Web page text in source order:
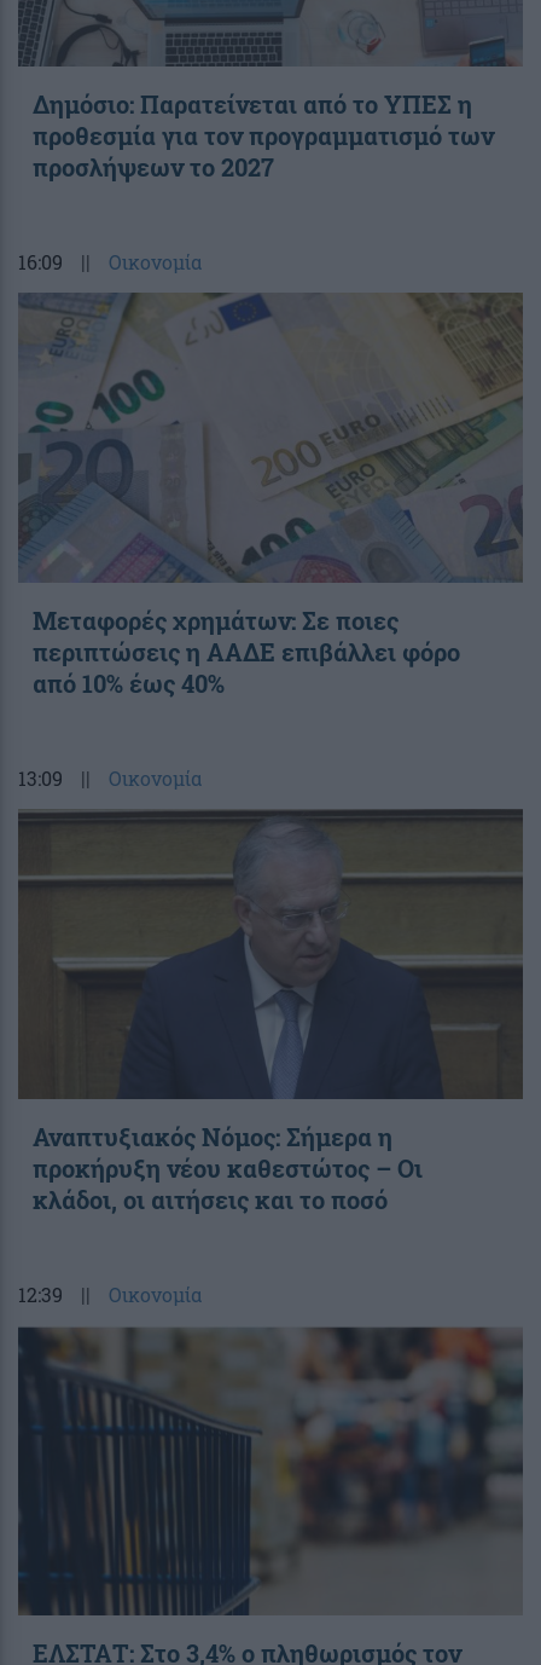
Δημόσιο: Παρατείνεται από το ΥΠΕΣ η
προθεσμία για τον προγραμματισμό των
προσλήψεων το 2027
16:09 || Οικονομία
Μεταφορές χρημάτων: Σε ποιες
περιπτώσεις η ΑΑΔΕ επιβάλλει φόρο
από 10% έως 40%
13:09 || Οικονομία
Αναπτυξιακός Νόμος: Σήμερα η
προκήρυξη νέου καθεστώτος – Οι
κλάδοι, οι αιτήσεις και το ποσό
12:39 || Οικονομία
ΕΛΣΤΑΤ: Στο 3,4% ο πληθωρισμός τον